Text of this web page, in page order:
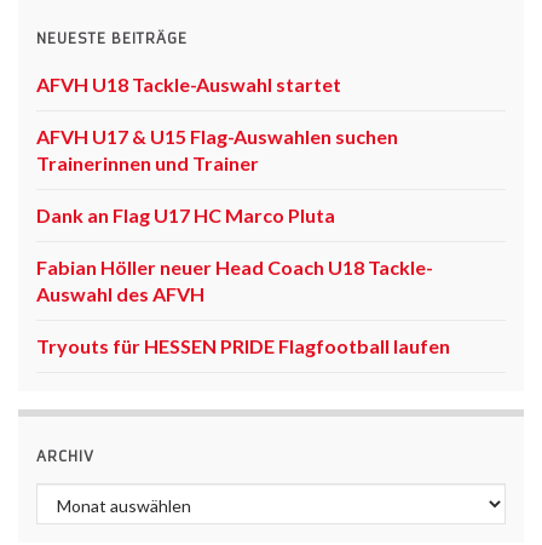
NEUESTE BEITRÄGE
AFVH U18 Tackle-Auswahl startet
AFVH U17 & U15 Flag-Auswahlen suchen
Trainerinnen und Trainer
Dank an Flag U17 HC Marco Pluta
Fabian Höller neuer Head Coach U18 Tackle-
Auswahl des AFVH
Tryouts für HESSEN PRIDE Flagfootball laufen
ARCHIV
Archiv